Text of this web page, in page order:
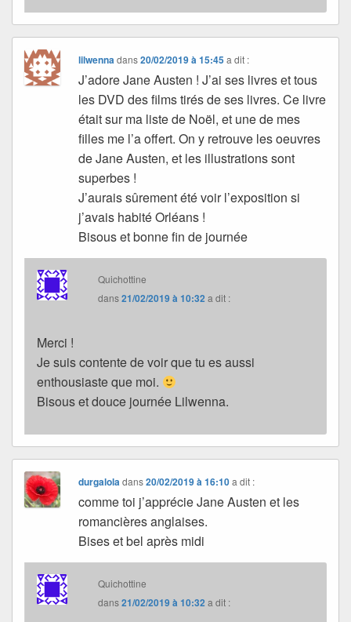
lilwennadans20/02/2019 à 15:45 a dit :
J’adore Jane Austen ! J’ai ses livres et tous
les DVD des films tirés de ses livres. Ce livre
était sur ma liste de Noël, et une de mes
filles me l’a offert. On y retrouve les oeuvres
de Jane Austen, et les illustrations sont
superbes !
J’aurais sûrement été voir l’exposition si
j’avais habité Orléans !
Bisous et bonne fin de journée
Quichottine
dans21/02/2019 à 10:32 a dit :
Merci !
Je suis contente de voir que tu es aussi
enthousiaste que moi.
Bisous et douce journée Lilwenna.
durgaloladans20/02/2019 à 16:10 a dit :
comme toi j’apprécie Jane Austen et les
romancières anglaises.
Bises et bel après midi
Quichottine
dans21/02/2019 à 10:32 a dit :